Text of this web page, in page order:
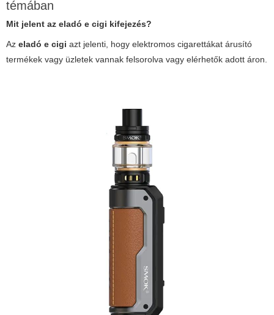
témában
Mit jelent az eladó e cigi kifejezés?
Az eladó e cigi azt jelenti, hogy elektromos cigarettákat árusító
termékek vagy üzletek vannak felsorolva vagy elérhetők adott áron.